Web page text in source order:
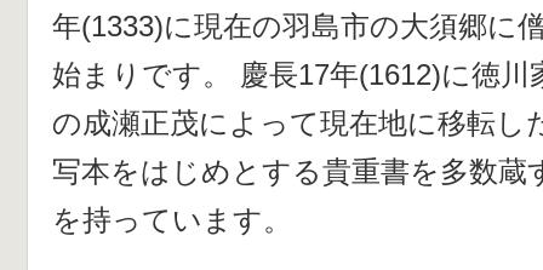
年(1333)に現在の羽島市の大須郷に
始まりです。 慶長17年(1612)に徳川
の成瀬正茂によって現在地に移転し
写本をはじめとする貴重書を多数蔵
を持っています。